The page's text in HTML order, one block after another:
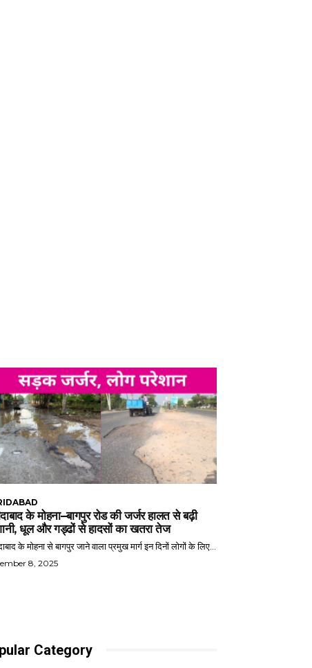
के मोहना–बागपुर रोड की जर्जर हालत से बढ़ी
धूल और गड्ढों से हादसों का खतरा तेज
के मोहना से बागपुर जाने वाला प्रमुख मार्ग इन दिनों लोगों के लिए...
8, 2025
Category